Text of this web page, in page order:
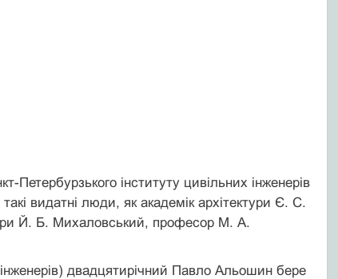
інституту цивільних інженерів
видатні люди, як академік архітектури Є. С.
Й. Б. Михаловський, професор М. А.
двадцятирічний Павло Альошин бере